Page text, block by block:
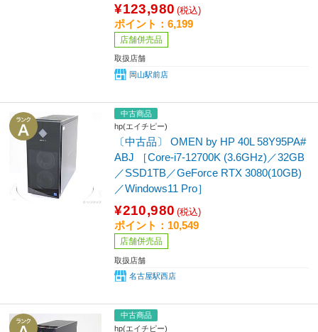
¥123,980 (税込)
ポイント：6,199
店舗併売品
取扱店舗
岡山駅前店
中古商品
hp(エイチピー)
〔中古品〕 OMEN by HP 40L 58Y95PA#
ABJ ［Core-i7-12700K (3.6GHz)／32GB
／SSD1TB／GeForce RTX 3080(10GB)
／Windows11 Pro］
¥210,980 (税込)
ポイント：10,549
店舗併売品
取扱店舗
名古屋駅西店
中古商品
hp(エイチピー)